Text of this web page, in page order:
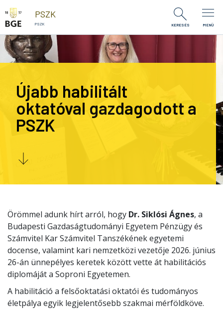
Ugrás a tartalomra
PSZK
PSZK KERESÉS MENÜ
Újabb habilitált
oktatóval gazdagodott a
PSZK
Örömmel adunk hírt arról, hogy Dr. Siklósi Ágnes, a
Budapesti Gazdaságtudományi Egyetem Pénzügy és
Számvitel Kar Számvitel Tanszékének egyetemi
docense, valamint kari nemzetközi vezetője 2026. június
26-án ünnepélyes keretek között vette át habilitációs
diplomáját a Soproni Egyetemen.
A habilitáció a felsőoktatási oktatói és tudományos
életpálya egyik legjelentősebb szakmai mérföldköve.